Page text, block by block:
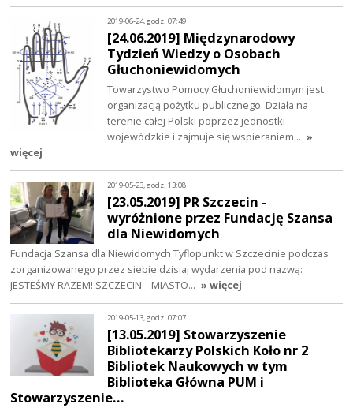
2019-06-24, godz. 07:49
[24.06.2019] Międzynarodowy
Tydzień Wiedzy o Osobach
Głuchoniewidomych
Towarzystwo Pomocy Głuchoniewidomym jest
organizacją pożytku publicznego. Działa na
terenie całej Polski poprzez jednostki
wojewódzkie i zajmuje się wspieraniem… »
więcej
2019-05-23, godz. 13:08
[23.05.2019] PR Szczecin -
wyróżnione przez Fundację Szansa
dla Niewidomych
Fundacja Szansa dla Niewidomych Tyflopunkt w Szczecinie podczas
zorganizowanego przez siebie dzisiaj wydarzenia pod nazwą:
JESTEŚMY RAZEM! SZCZECIN – MIASTO… » więcej
2019-05-13, godz. 07:07
[13.05.2019] Stowarzyszenie
Bibliotekarzy Polskich Koło nr 2
Bibliotek Naukowych w tym
Biblioteka Główna PUM i
Stowarzyszenie…